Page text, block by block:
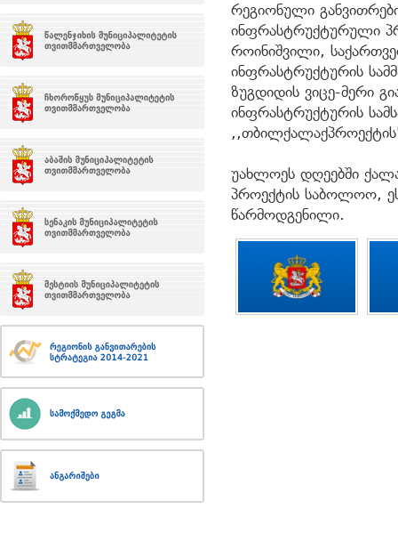
რეგიონული
ინფრასტრუქტურული
როინიშვილი,
ინფრასტრუქტურის
ზუგდიდის ვიცე-მერი
ინფრასტრუქტურის
უახლოეს დღეებში
პროექტის საბოლოო,
წარმოდგენილი.